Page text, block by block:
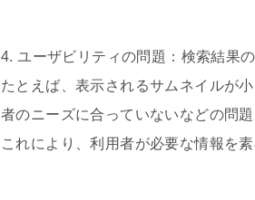
4. ユーザビリティの問題：検索結果
たとえば、表示されるサムネイルが
者のニーズに合っていないなどの問題
これにより、利用者が必要な情報を